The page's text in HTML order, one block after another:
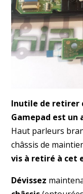
Inutile de retirer
Gamepad est un
Haut parleurs
châssis de
vis à retiré à cet
Dévissez